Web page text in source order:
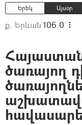
Երեկ Այսօր
ք. Երևան 106.0
ծառայող